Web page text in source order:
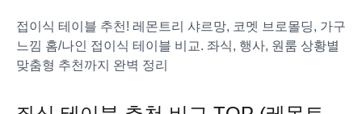
접이식 테이블 추천! 레몬트리 샤르망, 코멧 브로몰딩, 가구
느낌 홈/나인 접이식 테이블 비교. 좌식, 행사, 원룸 상황별
맞춤형 추천까지 완벽 정리